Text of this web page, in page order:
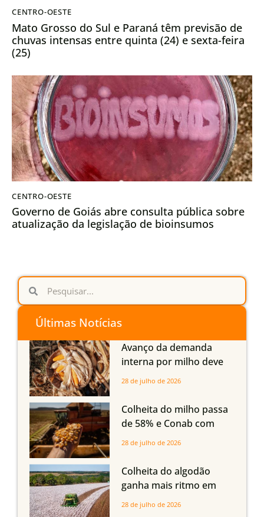
CENTRO-OESTE
Mato Grosso do Sul e Paraná têm previsão de
chuvas intensas entre quinta (24) e sexta-feira
(25)
CENTRO-OESTE
Governo de Goiás abre consulta pública sobre
atualização da legislação de bioinsumos
Últimas Notícias
Avanço da demanda
interna por milho deve
compensar aumento da
em Mato Grosso, aponta
Imea
28 de julho de 2026
Colheita do milho passa
de 58% e Conab com
boas produtividades em
quedas em Tocantins,
Maranhão e Piauí
28 de julho de 2026
Colheita do algodão
ganha mais ritmo em
Mato Grosso, Mato
28 de julho de 2026